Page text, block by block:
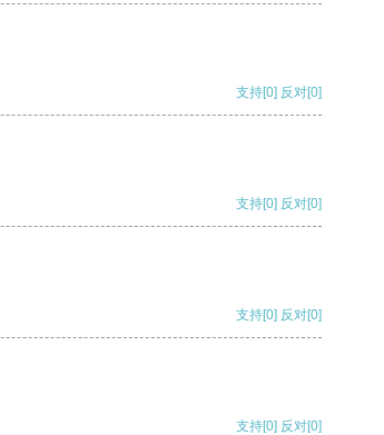
支持[0] 反对[0]
支持[0] 反对[0]
支持[0] 反对[0]
支持[0] 反对[0]